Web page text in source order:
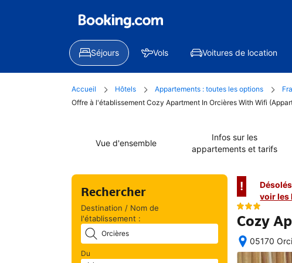
Séjours Vols Voitures de location
Accueil Hôtels Appartements : toutes les options
Offre à l'établissement Cozy Apartment In Orcières With Wifi
Vue d'ensemble
Infos sur les
appartements et tarifs
Rechercher
Destination / Nom de
l'établissement :
Du
!
voir les
Cozy
05170
Une